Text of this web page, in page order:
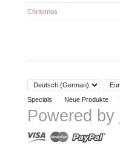
Christmas
Specials Neue Produkte
Powered by